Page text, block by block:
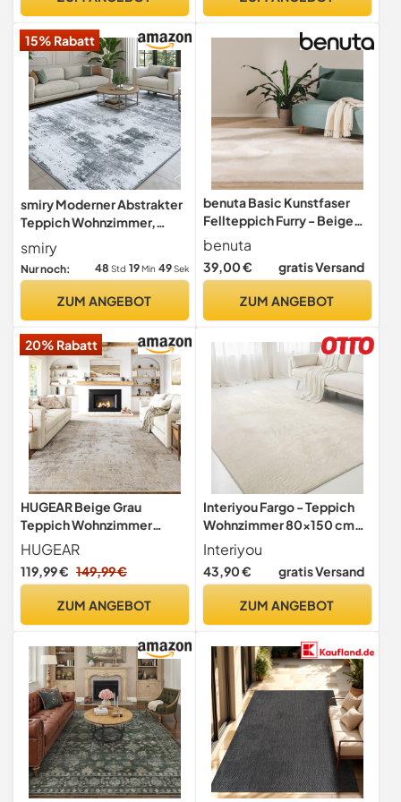
Küche, Flur, Esszimmer,
Kinderzimmer, Flur,
Schwarz Creme,
15% Rabatt
smiry Moderner Abstrakter
Teppich Wohnzimmer,
160x220cm, Grau
smiry
Nur noch: 48 Std 19Min 47Sek
ZUM ANGEBOT
benuta Basic Kunstfaser
Fellteppich Furry - Beige
60x120 cm - Weicher
Wohnzimmerteppich -
Anti-Rutsch-Rückseite -
Fußbodenheizung geeignet
benuta
39,00 € gratis Versand
ZUM ANGEBOT
20% Rabatt
HUGEAR Beige Grau
Teppich Wohnzimmer
240x300cm Waschbarer
HUGEAR
119,99 € 149,99 €
ZUM ANGEBOT
Interiyou Fargo - Teppich
Wohnzimmer 80x150 cm
Creme - Kurzflor Waschbar
und rutschfest -
Flauschiger Fellteppich aus
Fell
Interiyou
43,90 € gratis Versand
ZUM ANGEBOT